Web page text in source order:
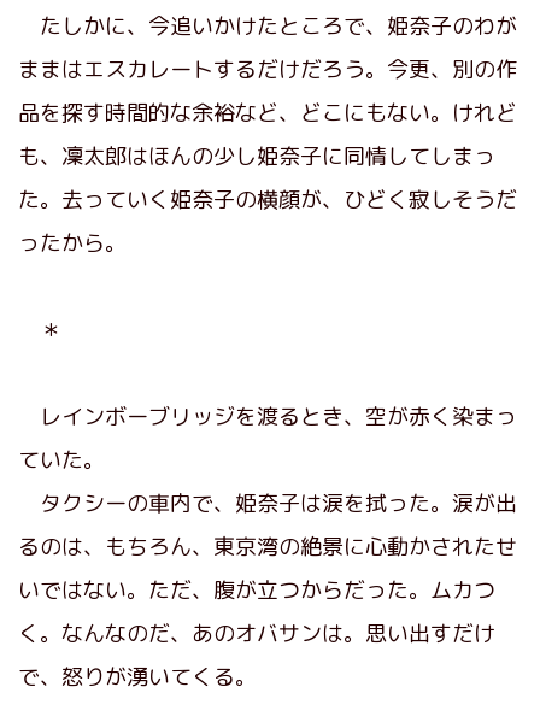
たしかに、今追いかけたところで、姫奈子のわが
ままはエスカレートするだけだろう。今更、別の作
品を探す時間的な余裕など、どこにもない。けれど
も、凜太郎はほんの少し姫奈子に同情してしまっ
た。去っていく姫奈子の横顔が、ひどく寂しそうだ
ったから。
＊
レインボーブリッジを渡るとき、空が赤く染まっ
ていた。
タクシーの車内で、姫奈子は涙を拭った。涙が出
るのは、もちろん、東京湾の絶景に心動かされたせ
いではない。ただ、腹が立つからだった。ムカつ
く。なんなのだ、あのオバサンは。思い出すだけ
で、怒りが湧いてくる。